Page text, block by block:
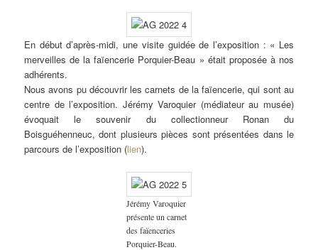
En début d’après-midi, une visite guidée de l’exposition : « Les
merveilles de la faïencerie Porquier-Beau » était proposée à nos
adhérents.
Nous avons pu découvrir les carnets de la faïencerie, qui sont au
centre de l’exposition. Jérémy Varoquier (médiateur au musée)
évoquait le souvenir du collectionneur Ronan du
Boisguéhenneuc, dont plusieurs pièces sont présentées dans le
parcours de l’exposition (lien).
Jérémy Varoquier
présente un carnet
des faïenceries
Porquier-Beau.